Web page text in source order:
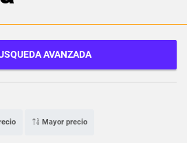
AVANZADA
Mayor precio